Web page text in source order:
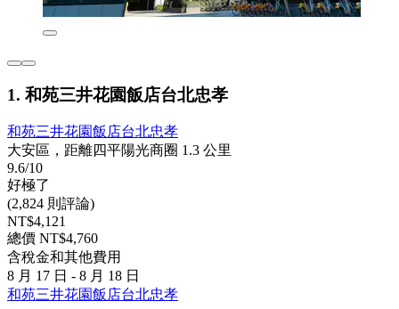
1. 和苑三井花園飯店台北忠孝
和苑三井花園飯店台北忠孝
大安區，距離四平陽光商圈 1.3 公里
9.6/10
好極了
(2,824 則評論)
NT$4,121
總價 NT$4,760
含稅金和其他費用
8 月 17 日 - 8 月 18 日
和苑三井花園飯店台北忠孝